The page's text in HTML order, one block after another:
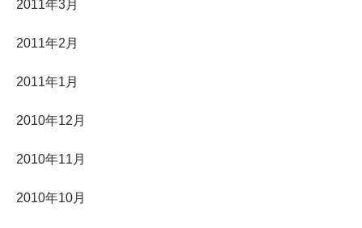
2011年3月
2011年2月
2011年1月
2010年12月
2010年11月
2010年10月